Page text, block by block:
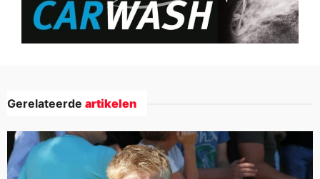
Gerelateerde artikelen